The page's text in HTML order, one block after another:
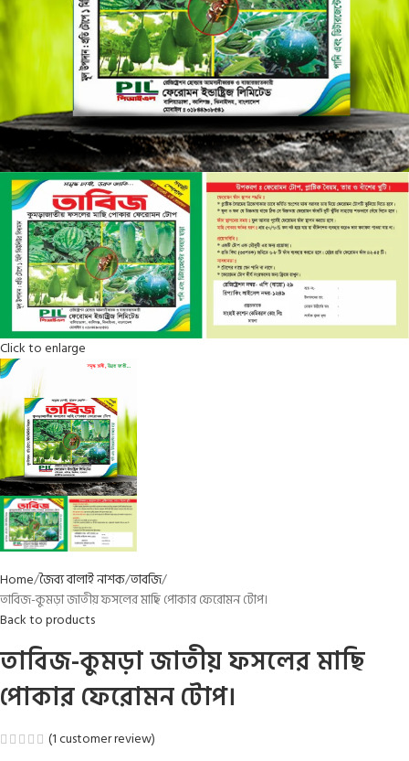
Click to enlarge
Home জৈব্য বালাই নাশক তাবজি
তাবিজ-কুমড়া জাতীয় ফসলের মাছি পোকার ফেরোমন টোপ।
Back to products
তাবিজ-কুমড়া জাতীয় ফসলের মাছি
পোকার ফেরোমন টোপ।
(1customer review)